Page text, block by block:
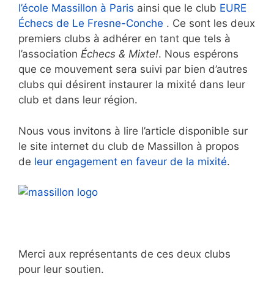
l’école Massillon à Paris ainsi que le club EURE
Échecs de Le Fresne-Conche . Ce sont les deux
premiers clubs à adhérer en tant que tels à
l’association Échecs & Mixte!. Nous espérons
que ce mouvement sera suivi par bien d’autres
clubs qui désirent instaurer la mixité dans leur
club et dans leur région.
Nous vous invitons à lire l’article disponible sur
le site internet du club de Massillon à propos
de leur engagement en faveur de la mixité.
Merci aux représentants de ces deux clubs
pour leur soutien.